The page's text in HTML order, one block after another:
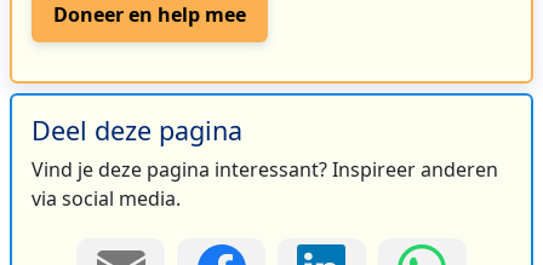
Doneer en help mee
Deel deze pagina
Vind je deze pagina interessant? Inspireer anderen
via social media.